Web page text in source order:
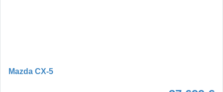
Mazda CX-5